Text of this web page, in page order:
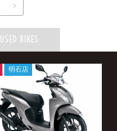
USED BIKES
明石店